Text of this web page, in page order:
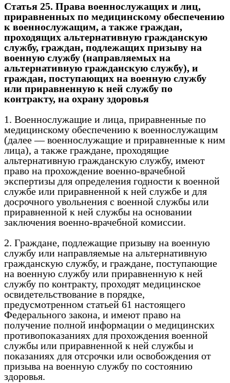
Статья 25. Права военнослужащих и лиц,
приравненных по медицинскому обеспечению
к военнослужащим, а также граждан,
проходящих альтернативную гражданскую
службу, граждан, подлежащих призыву на
военную службу (направляемых на
альтернативную гражданскую службу), и
граждан, поступающих на военную службу
или приравненную к ней службу по
контракту, на охрану здоровья
1. Военнослужащие и лица, приравненные по
медицинскому обеспечению к военнослужащим
(далее — военнослужащие и приравненные к ним
лица), а также граждане, проходящие
альтернативную гражданскую службу, имеют
право на прохождение военно-врачебной
экспертизы для определения годности к военной
службе или приравненной к ней службе и для
досрочного увольнения с военной службы или
приравненной к ней службы на основании
заключения военно-врачебной комиссии.
2. Граждане, подлежащие призыву на военную
службу или направляемые на альтернативную
гражданскую службу, и граждане, поступающие
на военную службу или приравненную к ней
службу по контракту, проходят медицинское
освидетельствование в порядке,
предусмотренном статьей 61 настоящего
Федерального закона, и имеют право на
получение полной информации о медицинских
противопоказаниях для прохождения военной
службы или приравненной к ней службы и
показаниях для отсрочки или освобождения от
призыва на военную службу по состоянию
здоровья.